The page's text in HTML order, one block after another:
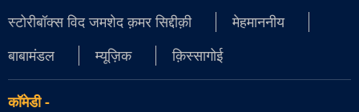
स्टोरीबॉक्स विद जमशेद क़मर सिद्दीक़ी
मेहमाननीय
बाबामंडल
म्यूज़िक क़िस्सागोई
कॉमेडी-